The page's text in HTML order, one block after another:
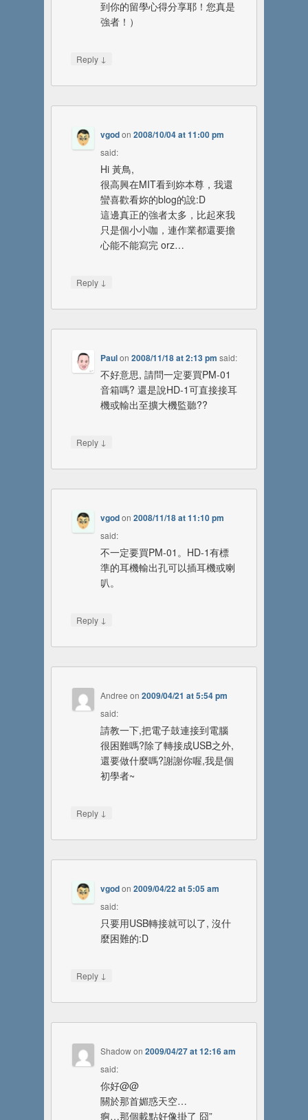
到你的留學心得分享耶！您真是
強者！）
Reply ↓
vgodon2008/10/04 at 11:00 pm
said:
Hi 黃鳥,
很高興在MIT看到妳本尊，我還
蠻喜歡看妳的blog的說:D
這邊真正的強者太多，比起來我
只是個小小咖，連作業都還要擔
心能不能寫完 orz…
Reply ↓
Paulon2008/11/18 at 2:13 pm said:
不好意思, 請問一定要買PM-01
音箱嗎? 還是說HD-1可直接接耳
機或輸出至擴大機監聽??
Reply ↓
vgodon2008/11/18 at 11:10 pm
said:
不一定要買PM-01。HD-1有標
準的耳機輸出孔可以插耳機或喇
叭。
Reply ↓
Andree on2009/04/21 at 5:54 pm
said:
請教一下,把電子鼓連接到電腦
很困難嗎?除了轉接成USB之外,
還要做什麼嗎?謝謝你喔,我是個
初學者~
Reply ↓
vgodon2009/04/22 at 5:05 am
said:
只要用USB轉接就可以了, 沒什
麼困難的:D
Reply ↓
Shadowon2009/04/27 at 12:16 am
said:
你好@@
關於那首媚惑天空…
痾…那個載點好像掛了 囧”